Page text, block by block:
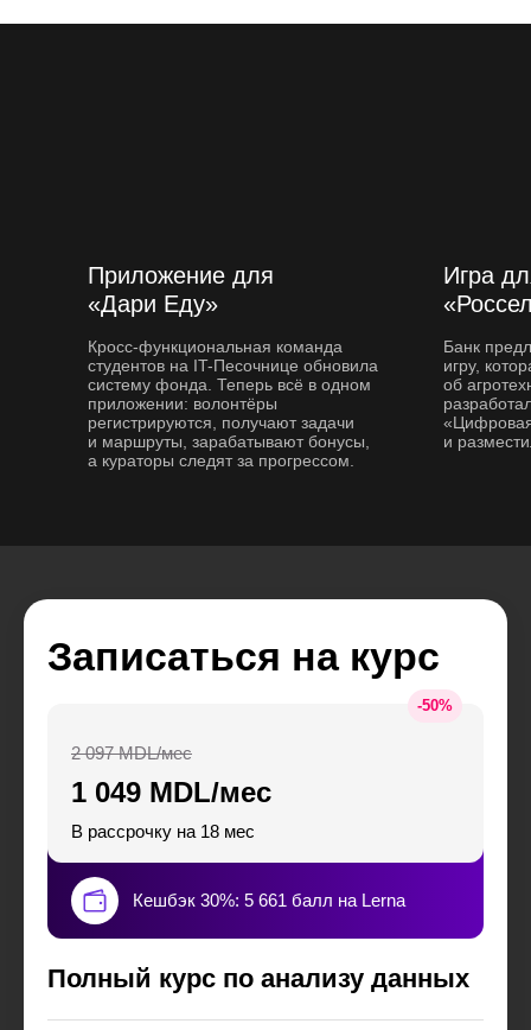
Банк
игру,
об
и
Игра
Кросс-функциональная команда
студентов на IT-Песочнице обновила
систему фонда. Теперь всё в одном
приложении: волонтёры
регистрируются, получают задачи
и маршруты, зарабатывают бонусы,
а кураторы следят за прогрессом.
Приложение для
«Дари Еду»
Записаться на курс
-50%
1 049 MDL/мес
2 097 MDL/мес
В рассрочку на 18 мес
Кешбэк 30%: 5 661 балл на Lerna
Полный курс по анализу данных